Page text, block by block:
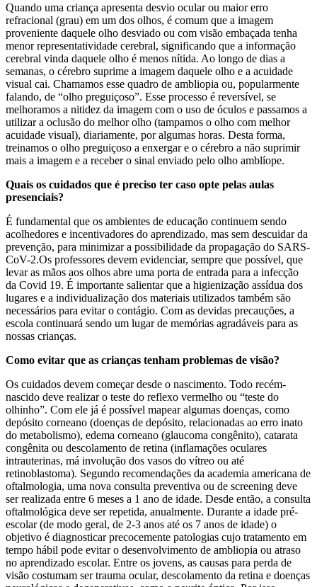
Quando uma criança apresenta desvio ocular ou maior erro
refracional (grau) em um dos olhos, é comum que a imagem
proveniente daquele olho desviado ou com visão embaçada tenha
menor representatividade cerebral, significando que a informação
cerebral vinda daquele olho é menos nítida. Ao longo de dias a
semanas, o cérebro suprime a imagem daquele olho e a acuidade
visual cai. Chamamos esse quadro de ambliopia ou, popularmente
falando, de “olho preguiçoso”. Esse processo é reversível, se
melhoramos a nitidez da imagem com o uso de óculos e passamos a
utilizar a oclusão do melhor olho (tampamos o olho com melhor
acuidade visual), diariamente, por algumas horas. Desta forma,
treinamos o olho preguiçoso a enxergar e o cérebro a não suprimir
mais a imagem e a receber o sinal enviado pelo olho amblíope.
Quais os cuidados que é preciso ter caso opte pelas aulas
presenciais?
É fundamental que os ambientes de educação continuem sendo
acolhedores e incentivadores do aprendizado, mas sem descuidar da
prevenção, para minimizar a possibilidade da propagação do SARS-
CoV-2.Os professores devem evidenciar, sempre que possível, que
levar as mãos aos olhos abre uma porta de entrada para a infecção
da Covid 19. É importante salientar que a higienização assídua dos
lugares e a individualização dos materiais utilizados também são
necessários para evitar o contágio. Com as devidas precauções, a
escola continuará sendo um lugar de memórias agradáveis para as
nossas crianças.
Como evitar que as crianças tenham problemas de visão?
Os cuidados devem começar desde o nascimento. Todo recém-
nascido deve realizar o teste do reflexo vermelho ou “teste do
olhinho”. Com ele já é possível mapear algumas doenças, como
depósito corneano (doenças de depósito, relacionadas ao erro inato
do metabolismo), edema corneano (glaucoma congênito), catarata
congênita ou descolamento de retina (inflamações oculares
intrauterinas, má involução dos vasos do vítreo ou até
retinoblastoma). Segundo recomendações da academia americana de
oftalmologia, uma nova consulta preventiva ou de screening deve
ser realizada entre 6 meses a 1 ano de idade. Desde então, a consulta
oftalmológica deve ser repetida, anualmente. Durante a idade pré-
escolar (de modo geral, de 2-3 anos até os 7 anos de idade) o
objetivo é diagnosticar precocemente patologias cujo tratamento em
tempo hábil pode evitar o desenvolvimento de ambliopia ou atraso
no aprendizado escolar. Entre os jovens, as causas para perda de
visão costumam ser trauma ocular, descolamento da retina e doenças